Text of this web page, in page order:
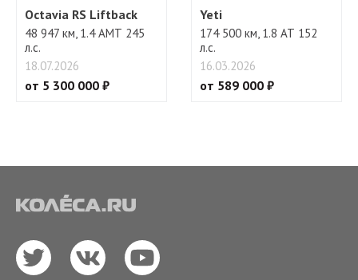
Octavia RS Liftback
48 947 км, 1.4 АМТ 245
л.с.
18.07.2026
от 5 300 000 ₽
Yeti
174 500 км, 1.8 АТ 152
л.с.
16.03.2026
от 589 000 ₽